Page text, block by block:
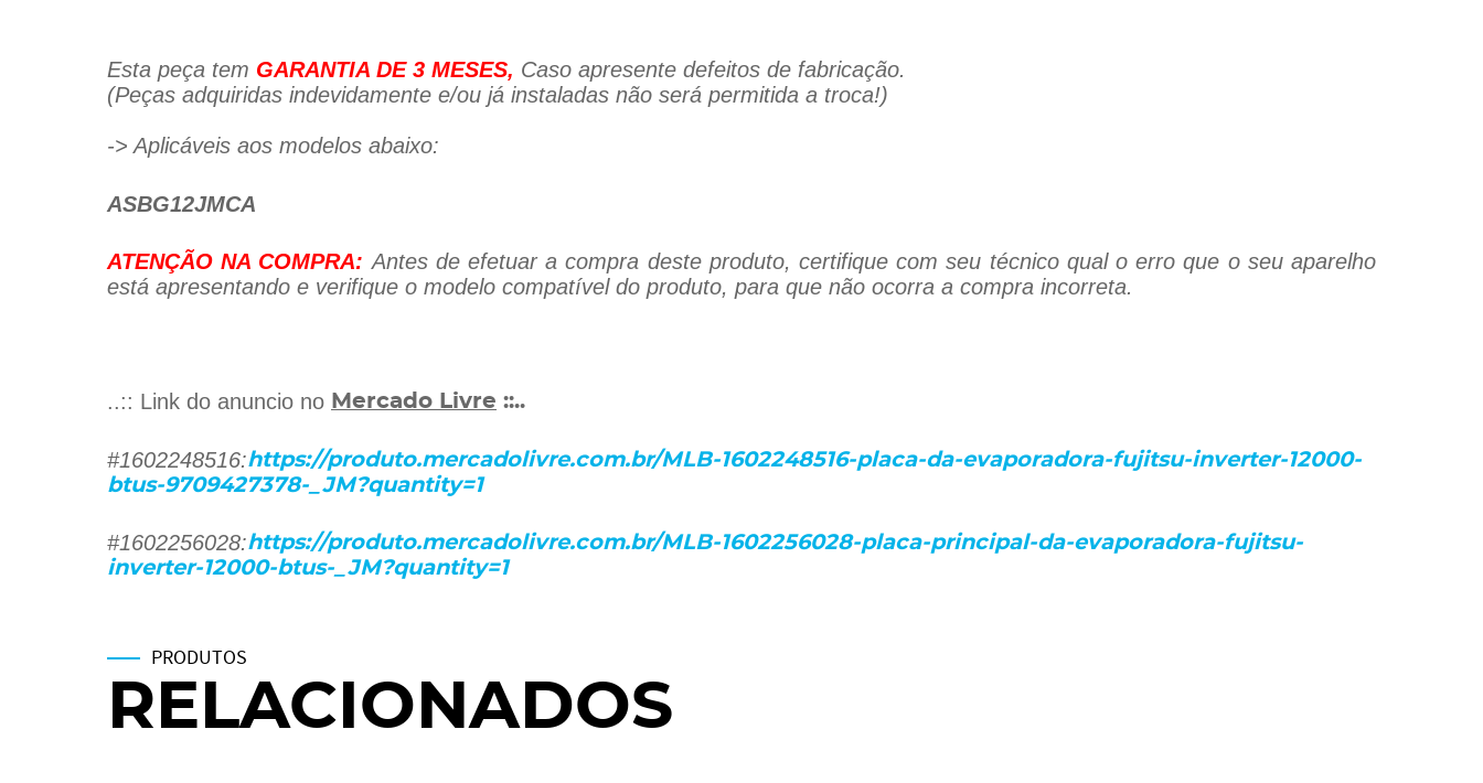
Esta peça tem GARANTIA DE 3 MESES, Caso apresente defeitos de fabricação.
(Peças adquiridas indevidamente e/ou já instaladas não será permitida a troca!)
-> Aplicáveis aos modelos abaixo:
ASBG12JMCA
ATENÇÃO NA COMPRA: Antes de efetuar a compra deste produto, certifique com seu técnico qual o erro que o seu aparelho
está apresentando e verifique o modelo compatível do produto, para que não ocorra a compra incorreta.
..:: Link do anuncio no Mercado Livre ::..
#1602248516:https://produto.mercadolivre.com.br/MLB-1602248516-placa-da-evaporadora-fujitsu-inverter-12000-
btus-9709427378-_JM?quantity=1
#1602256028:https://produto.mercadolivre.com.br/MLB-1602256028-placa-principal-da-evaporadora-fujitsu-
inverter-12000-btus-_JM?quantity=1
PRODUTOS
RELACIONADOS